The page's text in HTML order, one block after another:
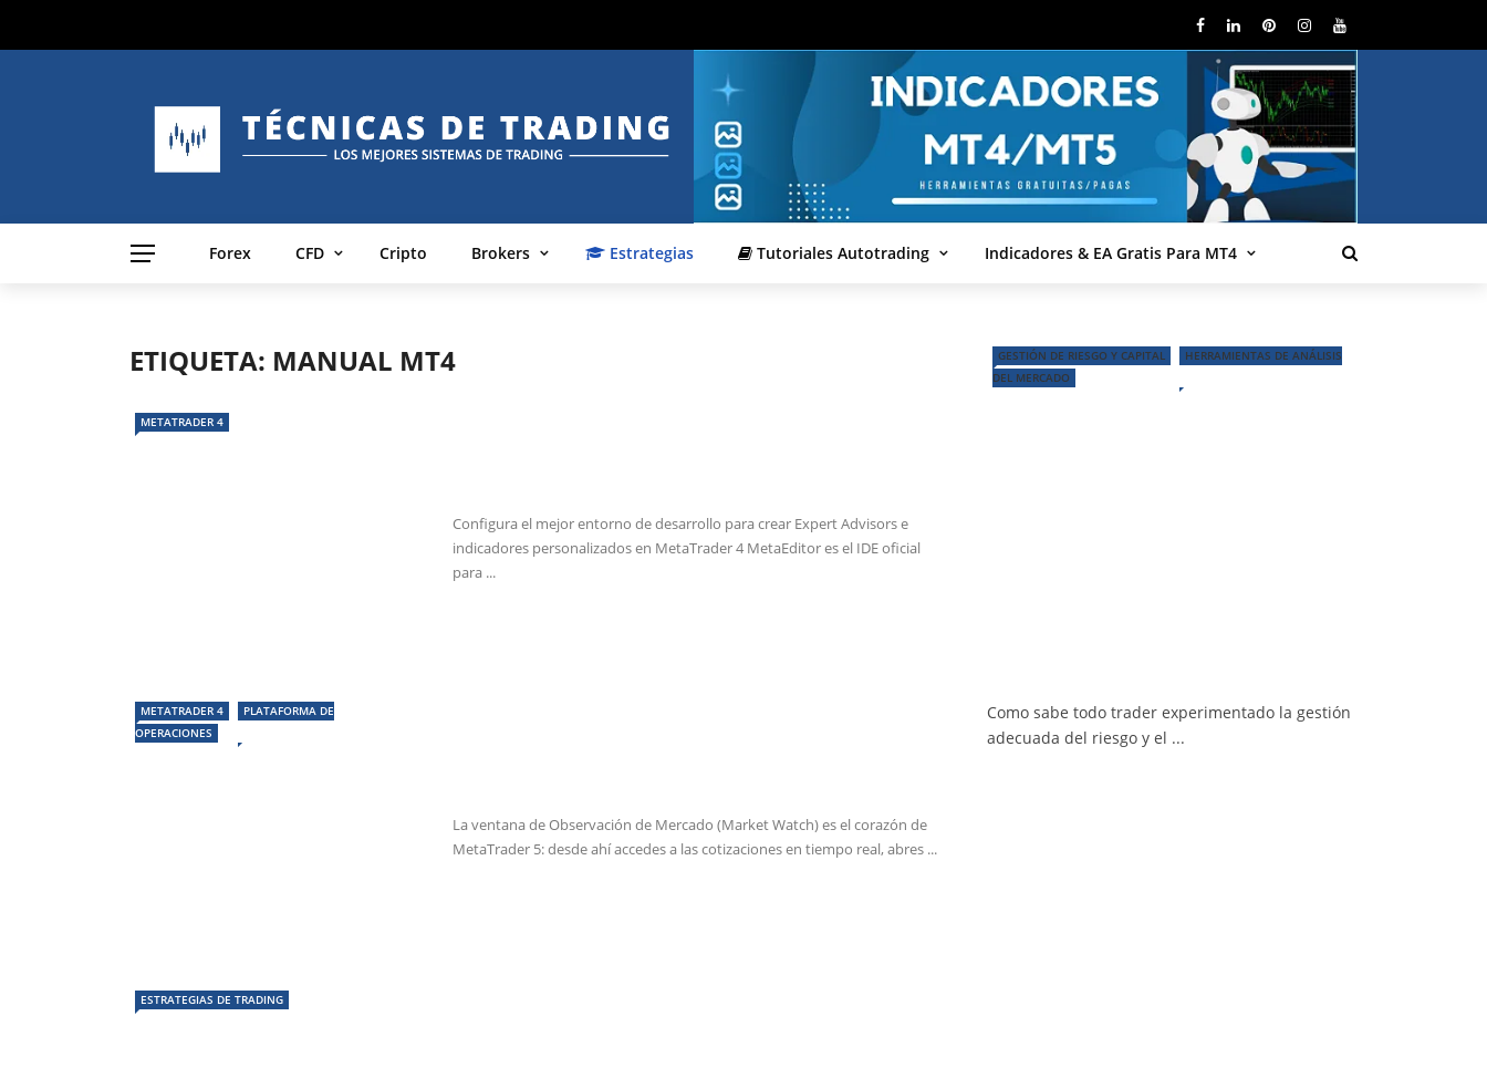
Forex CFD Cripto Brokers Estrategias Tutoriales Autotrading Indicadores & EA Gratis Para MT4
ETIQUETA: MANUAL MT4
METATRADER 4
Configura el mejor entorno de desarrollo para crear Expert Advisors e
indicadores personalizados en MetaTrader 4 MetaEditor es el IDE oficial
para ...
METATRADER 4
PLATAFORMA DE
OPERACIONES
La ventana de Observación de Mercado (Market Watch) es el corazón de
MetaTrader 5: desde ahí accedes a las cotizaciones en tiempo real, abres ...
ESTRATEGIAS DE TRADING
GESTIÓN DE RIESGO Y CAPITAL
HERRAMIENTAS DE ANÁLISIS
DEL MERCADO
Como sabe todo trader experimentado la gestión
adecuada del riesgo y el ...